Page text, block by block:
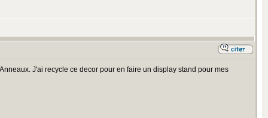
J'ai recycle ce decor pour en faire un display stand pour mes